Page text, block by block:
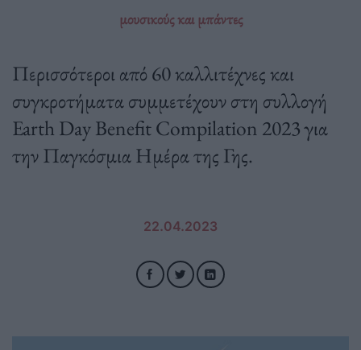
μουσικούς και μπάντες
Περισσότεροι από 60 καλλιτέχνες και
συγκροτήματα συμμετέχουν στη συλλογή
Earth Day Benefit Compilation 2023 για
την Παγκόσμια Ημέρα της Γης.
22.04.2023